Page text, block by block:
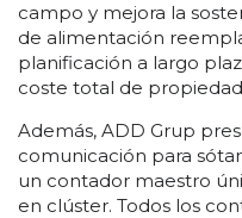
campo y mejora la
de alimentación
planificación a largo
coste total de
Además, ADD Grup
comunicación para
un contador maestro
en clúster. Todos los